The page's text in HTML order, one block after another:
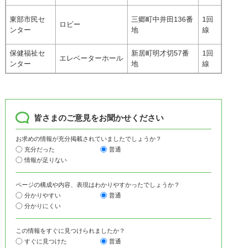
東部市民セ
ンター
ロビー
三郷町中井田136番
地
1回
線
保健福祉セ
ンター
エレベーターホール
新居町明才切57番
地
1回
線
皆さまのご意見をお聞かせください
お求めの情報が充分掲載されていましたでしょうか？
充分だった
普通
情報が足りない
ページの構成や内容、表現はわかりやすかったでしょうか？
分かりやすい
普通
分かりにくい
この情報をすぐに見つけられましたか？
すぐに見つけた
普通